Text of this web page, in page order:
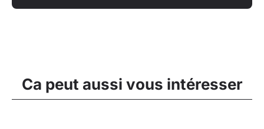
Ca peut aussi vous intéresser